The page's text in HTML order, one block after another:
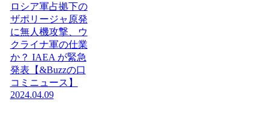
ロシア軍占拠下の
ザポリージャ原発
に無人機攻撃、ウ
クライナ軍の仕業
か？ IAEA が緊急
発表【&Buzzの口
コミニュース】
2024.04.09